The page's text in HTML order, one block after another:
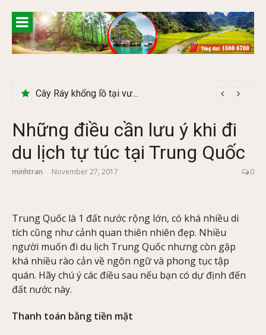
content
Du lịch Tây Bắc tháng 11 – Mùa hoa cải nhuộm vàng rực rỡ
Cây Ráy khổng lồ tại vườn Quốc gia Cúc Phương
Những điều cần lưu ý khi đi
du lịch tự túc tại Trung Quốc
minhtran November 27, 2017 0
Trung Quốc là 1 đất nước rộng lớn, có khá nhiều di
tích cũng như cảnh quan thiên nhiên đẹp. Nhiều
người muốn đi du lịch Trung Quốc nhưng còn gặp
khá nhiều rào cản về ngôn ngữ và phong tục tập
quán. Hãy chú ý các điều sau nếu bạn có dự định đến
đất nước này.
Thanh toán bằng tiền mặt